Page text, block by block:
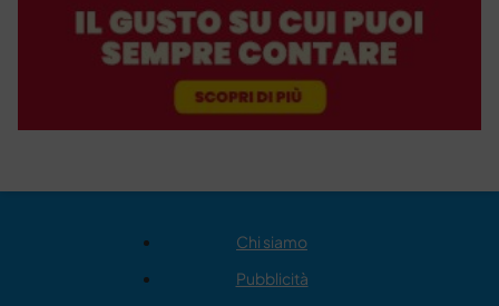
Chi siamo
Pubblicità